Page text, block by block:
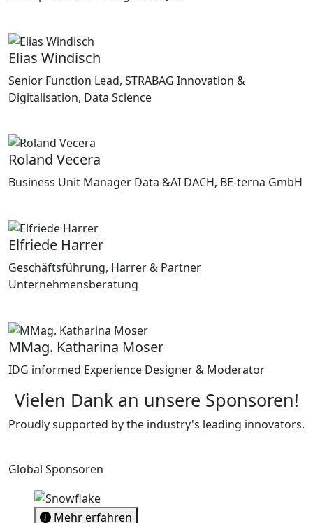
Elias Windisch
Senior Function Lead, STRABAG Innovation &
Digitalisation, Data Science
Roland Vecera
Business Unit Manager Data &AI DACH, BE-terna GmbH
Elfriede Harrer
Geschäftsführung, Harrer & Partner
Unternehmensberatung
MMag. Katharina Moser
IDG informed Experience Designer & Moderator
Vielen Dank an unsere Sponsoren!
Proudly supported by the industry's leading innovators.
Global Sponsoren
Mehr erfahren